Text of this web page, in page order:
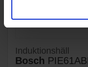
Induktionshäll
Bosch